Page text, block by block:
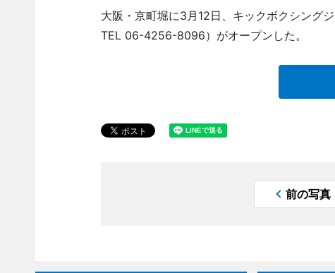
大阪・京町堀に3月12日、キックボクシング
TEL 06-4256-8096）がオープンした。
前の写真